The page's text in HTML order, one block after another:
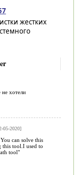
жестких
не хотели
05-2020]
can solve this
this tool.I used to
tool"